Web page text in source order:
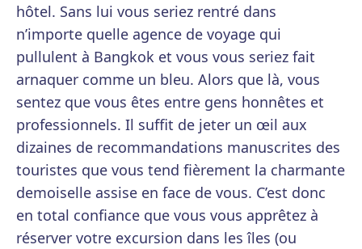
hôtel. Sans lui vous seriez rentré dans
n’importe quelle agence de voyage qui
pullulent à Bangkok et vous vous seriez fait
arnaquer comme un bleu. Alors que là, vous
sentez que vous êtes entre gens honnêtes et
professionnels. Il suffit de jeter un œil aux
dizaines de recommandations manuscrites des
touristes que vous tend fièrement la charmante
demoiselle assise en face de vous. C’est donc
en total confiance que vous vous apprêtez à
réserver votre excursion dans les îles (ou